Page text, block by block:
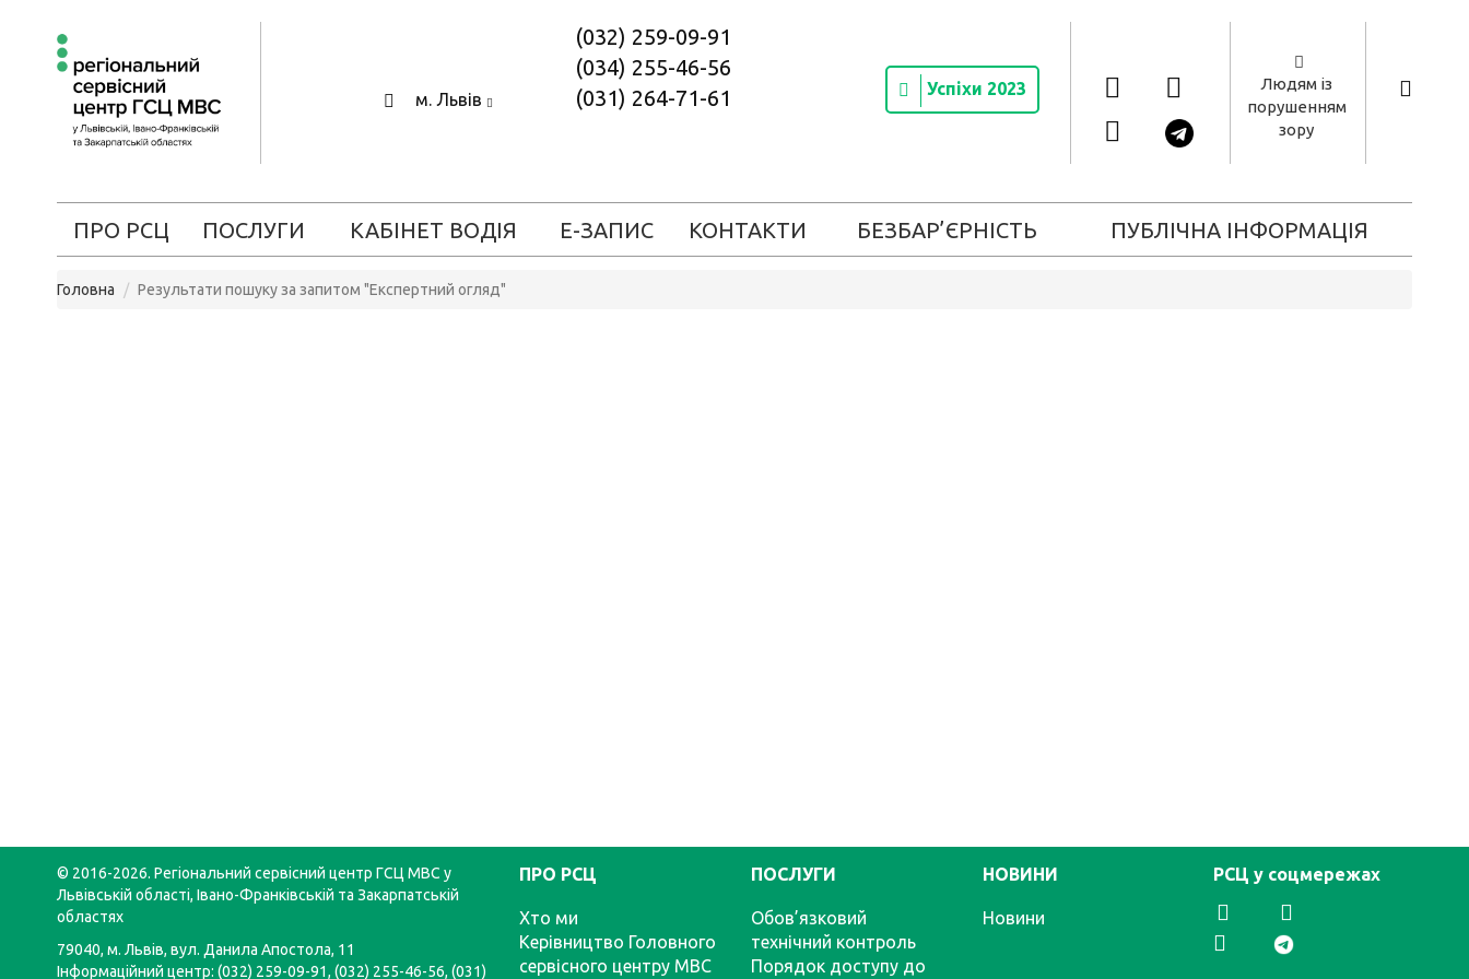
м. Львів
(032) 259-09-91
(034) 255-46-56
(031) 264-71-61
Успіхи 2023
Людям із
порушенням
зору
ПРО РСЦ ПОСЛУГИ КАБІНЕТ ВОДІЯ Е-ЗАПИС КОНТАКТИ БЕЗБАР’ЄРНІСТЬ ПУБЛІЧНА ІНФОРМАЦІЯ
Головна Результати пошуку за запитом "Експертний огляд"
© 2016-2026. Регіональний сервісний центр ГСЦ МВС у
Львівській області, Івано-Франківській та Закарпатській
областях
79040, м. Львів, вул. Данила Апостола, 11
Інформаційний центр: (032) 259-09-91, (032) 255-46-56, (031)
ПРО РСЦ
Хто ми
Керівництво Головного
сервісного центру МВС
ПОСЛУГИ
Обов’язковий
технічний контроль
Порядок доступу до
НОВИНИ
Новини
РСЦ у соцмережах